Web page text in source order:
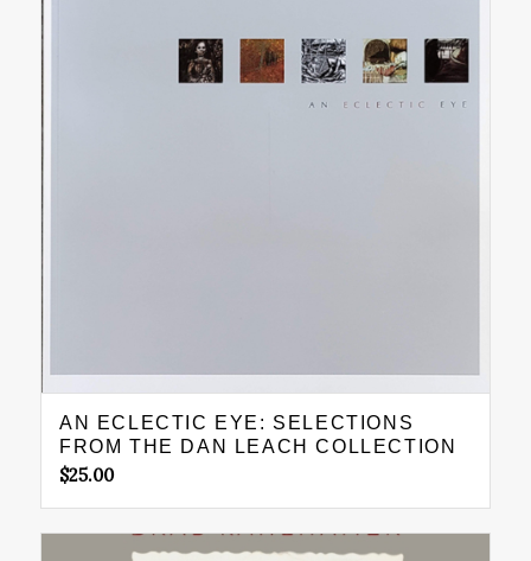
AN ECLECTIC EYE: SELECTIONS
FROM THE DAN LEACH COLLECTION
$25.00